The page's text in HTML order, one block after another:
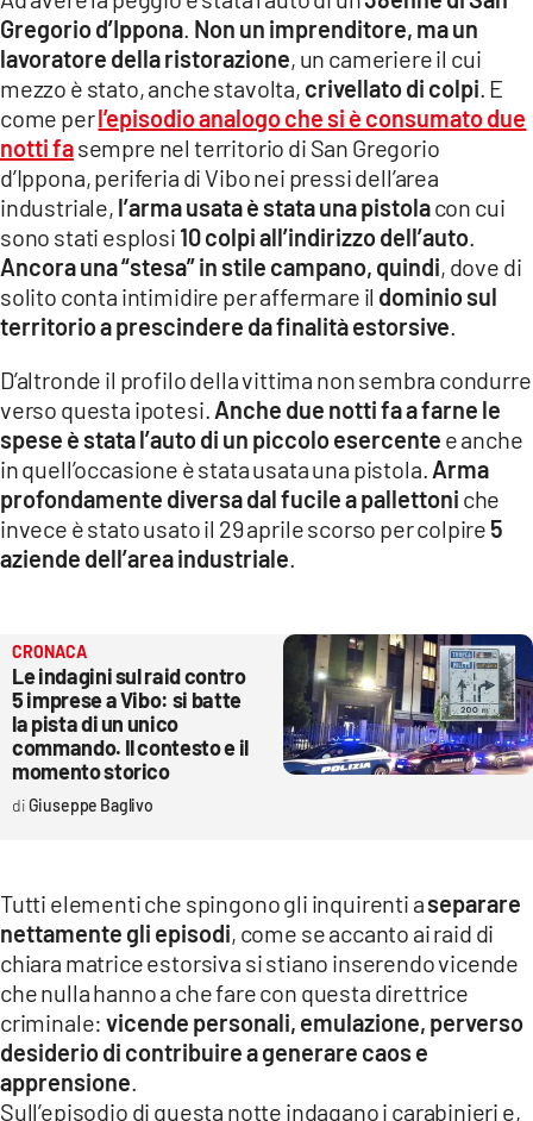
Gregorio d’Ippona Non un imprenditore, ma un
lavoratore della ristorazione, un cameriere il cui
mezzo è stato, anche stavolta, crivellato di colpi . E
come perl’episodio analogo che si è consumato due
notti fasempre nel territorio di San Gregorio
d’Ippona, periferia di Vibo nei pressi dell’area
industriale, l’arma usata è stata una pistolacon cui
sono stati esplosi 10 colpi all’indirizzo dell’auto.
Ancora una “stesa” in stile campano, quindi, dove di
solito conta intimidire per affermare il dominio sul
territorio a prescindere da finalità estorsive
D’altronde il profilo della vittima non sembra condurre
verso questa ipotesi. Anche due notti fa a farne le
spese è stata l’auto di un piccolo esercente e anche
in quell’occasione è stata usata una pistola. Arma
profondamente diversa dal fucile a pallettoni che
invece è stato usato il 29 aprile scorso per colpire 5
aziende dell’area industriale
CRONACA
Le indagini sul raid contro
5 imprese a Vibo: si batte
la pista di un unico
commando. Il contesto e il
momento storico
Giuseppe Baglivo
Tutti elementi che spingono gli inquirenti aseparare
nettamente gli episodi, come se accanto ai raid di
chiara matrice estorsiva si stiano inserendo vicende
che nulla hanno a che fare con questa direttrice
criminale:vicende personali, emulazione, perverso
desiderio di contribuire a generare caos e
apprensione
Sull’episodio di questa notte indagano i carabinieri e,